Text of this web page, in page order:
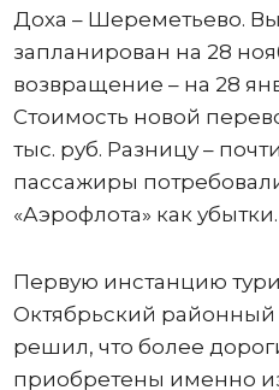
Доха – Шереметьево.
запланирован на 28
возвращение – на 28
Стоимость новой
тыс. руб. Разницу –
пассажиры
«Аэрофлота» как убытки.
Первую инстанцию
Октябрьский районный
решил, что более
приобретены именно